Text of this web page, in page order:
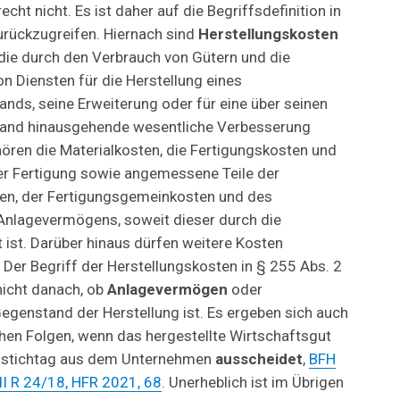
nicht. Es ist daher auf die Begriffsdefinition in
Hiernach sind Herstellungskosten
durch den Verbrauch von Gütern und die
Diensten für die Herstellung eines
seine Erweiterung oder für eine über seinen
hinausgehende wesentliche Verbesserung
die Materialkosten, die Fertigungskosten und
Fertigung sowie angemessene Teile der
der Fertigungsgemeinkosten und des
soweit dieser durch die
Darüber hinaus dürfen weitere Kosten
Begriff der Herstellungskosten in § 255 Abs. 2
danach, ob Anlagevermögen oder
der Herstellung ist. Es ergeben sich auch
Folgen, wenn das hergestellte Wirtschaftsgut
aus dem Unternehmen ausscheidet, BFH
24/18, HFR 2021, 68. Unerheblich ist im Übrigen